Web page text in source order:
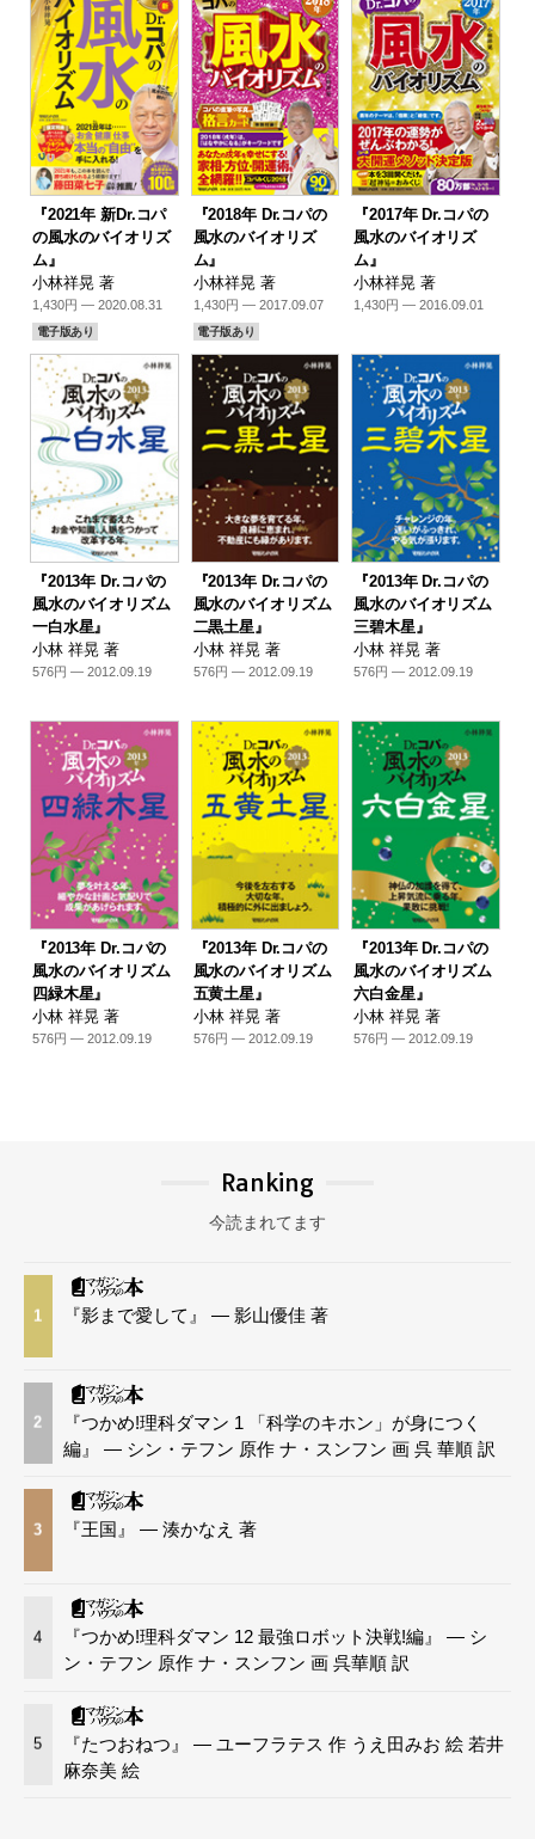
『2021年 新Dr.コパ
の風水のバイオリズ
ム』
小林祥晃 著
1,430円 — 2020.08.31
電子版あり
『2018年 Dr.コパの
風水のバイオリズ
ム』
小林祥晃 著
1,430円 — 2017.09.07
電子版あり
『2017年 Dr.コパの
風水のバイオリズ
ム』
小林祥晃 著
1,430円 — 2016.09.01
『2013年 Dr.コパの
風水のバイオリズム
一白水星』
小林 祥晃 著
576円 — 2012.09.19
『2013年 Dr.コパの
風水のバイオリズム
二黒土星』
小林 祥晃 著
576円 — 2012.09.19
『2013年 Dr.コパの
風水のバイオリズム
三碧木星』
小林 祥晃 著
576円 — 2012.09.19
『2013年 Dr.コパの
風水のバイオリズム
四緑木星』
小林 祥晃 著
576円 — 2012.09.19
『2013年 Dr.コパの
風水のバイオリズム
五黄土星』
小林 祥晃 著
576円 — 2012.09.19
『2013年 Dr.コパの
風水のバイオリズム
六白金星』
小林 祥晃 著
576円 — 2012.09.19
Ranking
今読まれてます
1 『影まで愛して』 — 影山優佳 著
2
『つかめ!理科ダマン 1 「科学のキホン」が身につく
編』 — シン・テフン 原作 ナ・スンフン 画 呉 華順 訳
3 『王国』 — 湊かなえ 著
4
『つかめ!理科ダマン 12 最強ロボット決戦!編』 — シ
ン・テフン 原作 ナ・スンフン 画 呉華順 訳
5
『たつおねつ』 — ユーフラテス 作 うえ田みお 絵 若井
麻奈美 絵